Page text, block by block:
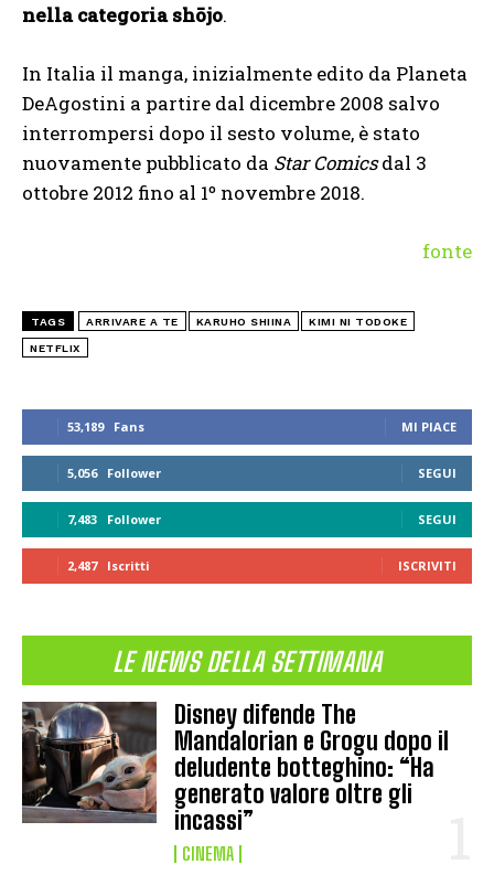
53,189 Fans MI PIACE
5,056 Follower SEGUI
7,483 Follower SEGUI
2,487 Iscritti ISCRIVITI
LE NEWS DELLA SETTIMANA
Disney difende The
Mandalorian e Grogu dopo il
deludente botteghino: “Ha
generato valore oltre gli
incassi”
CINEMA
nella categoria shōjo.
In Italia il manga, inizialmente edito da Planeta
DeAgostini a partire dal dicembre 2008 salvo
interrompersi dopo il sesto volume, è stato
nuovamente pubblicato da Star Comicsdal 3
ottobre 2012 fino al 1º novembre 2018.
fonte
TAGS ARRIVARE A TE KARUHO SHIINA KIMI NI TODOKE
NETFLIX